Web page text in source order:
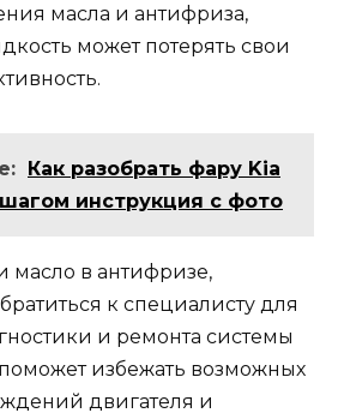
масла и антифриза,
может потерять свои
Как разобрать фару Kia
инструкция с фото
масло в антифризе,
к специалисту для
и ремонта системы
избежать возможных
двигателя и